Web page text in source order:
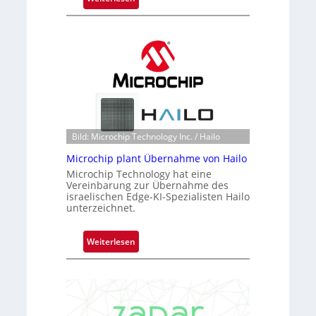
B
s
n
e
ü
b
e
i
m
a
Bild: Microchip Technology Inc. / Hailo
Microchip plant Übernahme von Hailo
Microchip Technology hat eine
Vereinbarung zur Übernahme des
israelischen Edge-KI-Spezialisten Hailo
unterzeichnet.
Weiterlesen:
M